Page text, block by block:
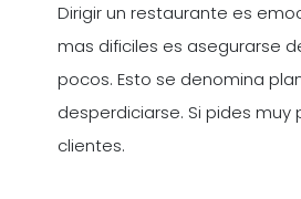
Dirigir un restaurante es
mas dificiles es asegurarse
pocos. Esto se denomina
desperdiciarse. Si pides
clientes.